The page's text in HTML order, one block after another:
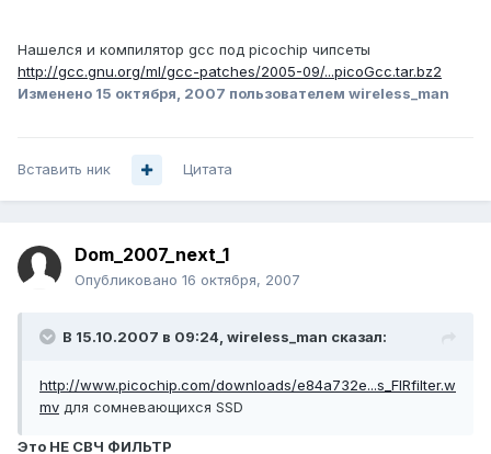
Нашелся и компилятор gcc под picochip чипсеты
http://gcc.gnu.org/ml/gcc-patches/2005-09/...picoGcc.tar.bz2
Изменено 15 октября, 2007 пользователем wireless_man
Вставить ник Цитата
Dom_2007_next_1
Опубликовано 16 октября, 2007
В 15.10.2007 в 09:24, wireless_man сказал:
http://www.picochip.com/downloads/e84a732e...s_FIRfilter.w
mv для сомневающихся SSD
Это НЕ СВЧ ФИЛЬТР